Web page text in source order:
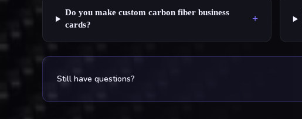
Do you make custom carbon fiber business
cards?
+
Still have questions?